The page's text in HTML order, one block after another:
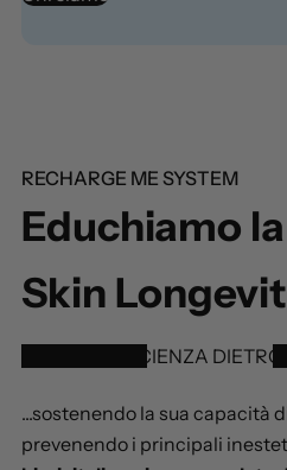
RECHARGE ME SYSTEM
Educhiamo
Skin
SCOPRI LA SCIENZA DIETRO
...sostenendo la sua capacità
prevenendo i principali